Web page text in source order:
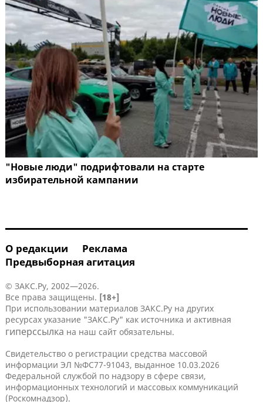
"Новые люди" подрифтовали на старте
избирательной кампании
О редакции
Реклама
Предвыборная агитация
© ЗАКС.Ру, 2002—2026.
Все права защищены. [18+]
При использовании материалов ЗАКС.Ру на других
ресурсах указание "ЗАКС.Ру" как источника и активная
гиперссылка на наш сайт обязательны.
Свидетельство о регистрации средства массовой
информации ЭЛ №ФС77-91043, выданное 10.03.2026
Федеральной службой по надзору в сфере связи,
информационных технологий и массовых коммуникаций
(Роскомнадзор).